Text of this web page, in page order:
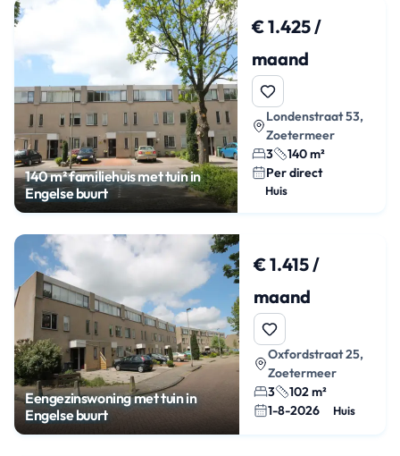
140 m² familiehuis met tuin in
Engelse buurt
€ 1.425 /
maand
Londenstraat 53,
Zoetermeer
3
140 m²
Per direct
Huis
Eengezinswoning met tuin in
Engelse buurt
€ 1.415 /
maand
Oxfordstraat 25,
Zoetermeer
3
102 m²
1-8-2026
Huis